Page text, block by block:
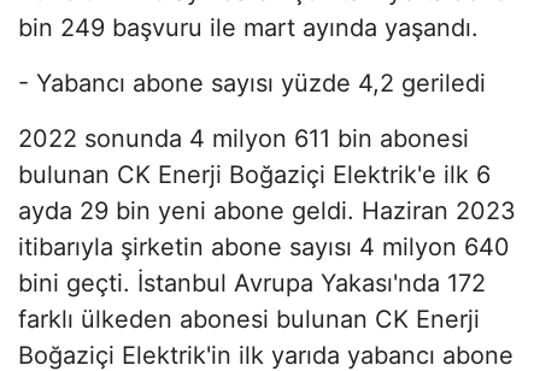
bin 249 başvuru ile mart ayında yaşandı.
- Yabancı abone sayısı yüzde 4,2 geriledi
2022 sonunda 4 milyon 611 bin abonesi
bulunan CK Enerji Boğaziçi Elektrik'e ilk 6
ayda 29 bin yeni abone geldi. Haziran 2023
itibarıyla şirketin abone sayısı 4 milyon 640
bini geçti. İstanbul Avrupa Yakası'nda 172
farklı ülkeden abonesi bulunan CK Enerji
Boğaziçi Elektrik'in ilk yarıda yabancı abone